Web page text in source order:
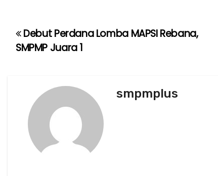
PDebut Perdana Lomba MAPSI Rebana,
SMPMP Juara 1
smpmplus